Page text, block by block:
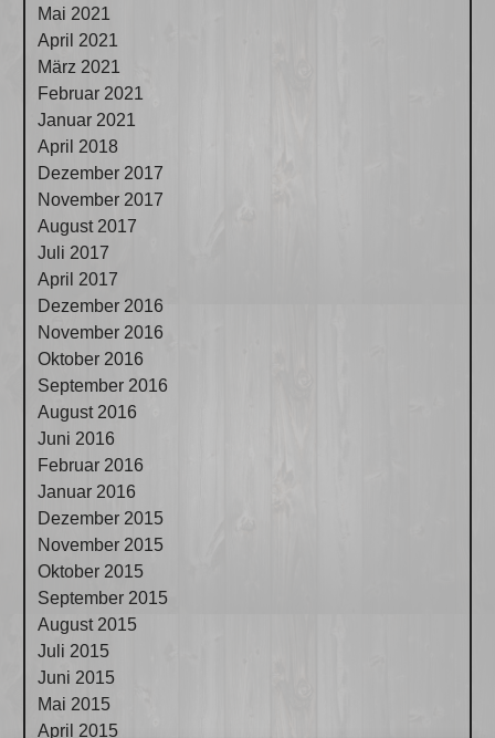
Mai 2021
April 2021
März 2021
Februar 2021
Januar 2021
April 2018
Dezember 2017
November 2017
August 2017
Juli 2017
April 2017
Dezember 2016
November 2016
Oktober 2016
September 2016
August 2016
Juni 2016
Februar 2016
Januar 2016
Dezember 2015
November 2015
Oktober 2015
September 2015
August 2015
Juli 2015
Juni 2015
Mai 2015
April 2015